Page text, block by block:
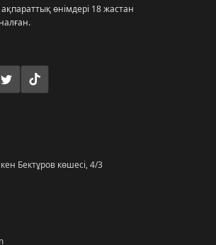
ақпараттық өнімдері 18 жастан
Бектұров көшесі, 4/3